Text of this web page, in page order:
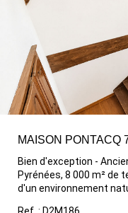
MAISON PONTACQ
Bien d'exception -
Pyrénées, 8 000 m² de
d'un environnement
Ref. : D2M186